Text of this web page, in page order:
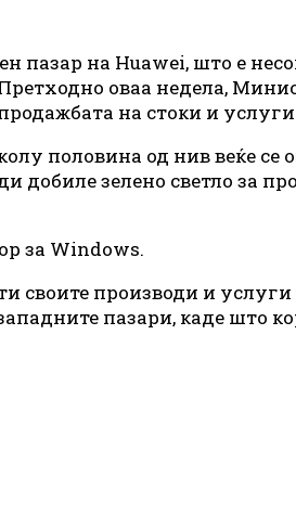
пазар на Huawei, што е
оваа недела,
на стоки и
половина од нив веќе се
добиле зелено светло за
за Windows.
своите производи и услуги
пазари, каде што